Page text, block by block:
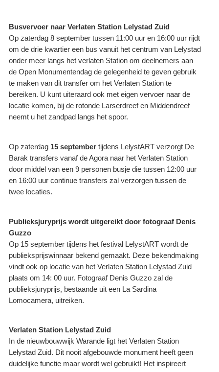
Busvervoer naar Verlaten Station Lelystad Zuid
Op zaterdag 8 september tussen 11:00 uur en 16:00 uur rijdt
om de drie kwartier een bus vanuit het centrum van Lelystad
onder meer langs het verlaten Station om deelnemers aan
de Open Monumentendag de gelegenheid te geven gebruik
te maken van dit transfer om het Verlaten Station te
bereiken. U kunt uiteraard ook met eigen vervoer naar de
locatie komen, bij de rotonde Larserdreef en Middendreef
neemt u het zandpad langs het spoor.
Op zaterdag 15 septembertijdens LelystART verzorgt De
Barak transfers vanaf de Agora naar het Verlaten Station
door middel van een 9 personen busje die tussen 12:00 uur
en 16:00 uur continue transfers zal verzorgen tussen de
twee locaties.
Publieksjuryprijs wordt uitgereikt door fotograaf Denis
Guzzo
Op 15 september tijdens het festival LelystART wordt de
publieksprijswinnaar bekend gemaakt. Deze bekendmaking
vindt ook op locatie van het Verlaten Station Lelystad Zuid
plaats om 14: 00 uur. Fotograaf Denis Guzzo zal de
publieksjuryprijs, bestaande uit een La Sardina
Lomocamera, uitreiken.
Verlaten Station Lelystad Zuid
In de nieuwbouwwijk Warande ligt het Verlaten Station
Lelystad Zuid. Dit nooit afgebouwde monument heeft geen
duidelijke functie maar wordt wel gebruikt! Het inspireert